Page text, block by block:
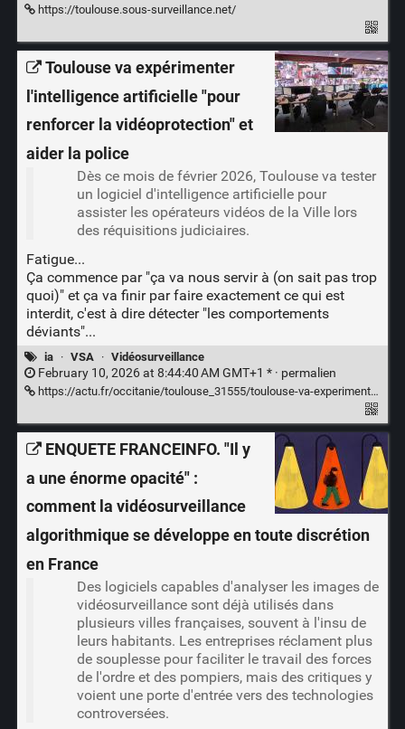
https://toulouse.sous-surveillance.net/
Toulouse va expérimenter
l'intelligence artificielle "pour
renforcer la vidéoprotection" et
aider la police
Dès ce mois de février 2026, Toulouse va tester
un logiciel d'intelligence artificielle pour
assister les opérateurs vidéos de la Ville lors
des réquisitions judiciaires.
Fatigue...
Ça commence par "ça va nous servir à (on sait pas trop
quoi)" et ça va finir par faire exactement ce qui est
interdit, c'est à dire détecter "les comportements
déviants"...
ia · VSA · Vidéosurveillance
February 10, 2026 at 8:44:40 AM GMT+1 * · permalien
https://actu.fr/occitanie/toulouse_31555/toulouse-va-experimenter-l-intelligence-artificielle-pour-renforcer-la-videoprotection-et-aider-la-police_63814272.html
ENQUETE FRANCEINFO. "Il y
a une énorme opacité" :
comment la vidéosurveillance
algorithmique se développe en toute discrétion
en France
Des logiciels capables d'analyser les images de
vidéosurveillance sont déjà utilisés dans
plusieurs villes françaises, souvent à l'insu de
leurs habitants. Les entreprises réclament plus
de souplesse pour faciliter le travail des forces
de l'ordre et des pompiers, mais des critiques y
voient une porte d'entrée vers des technologies
controversées.